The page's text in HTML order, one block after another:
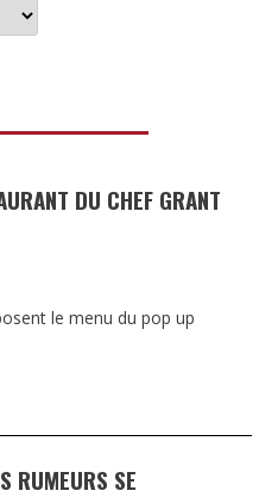
DU CHEF GRANT
le menu du pop up
RUMEURS SE